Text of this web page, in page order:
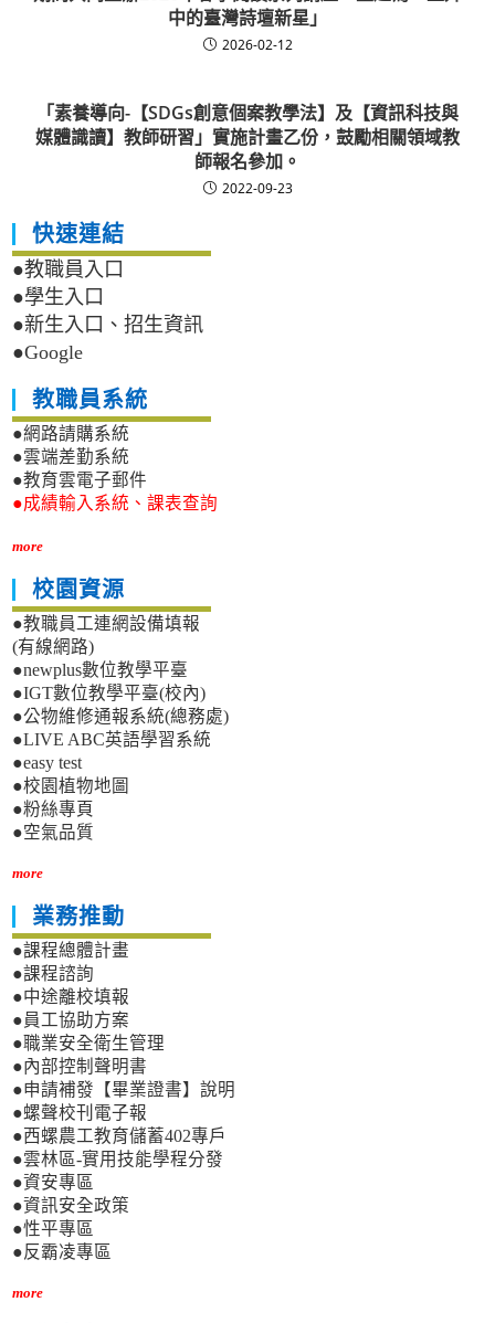
中的臺灣詩壇新星」
2026-02-12
「素養導向-【SDGs創意個案教學法】及【資訊科技與
媒體識讀】教師研習」實施計畫乙份，鼓勵相關領域教
師報名參加。
2022-09-23
快速連結
●教職員入口
●學生入口
●新生入口、招生資訊
●Google
教職員系統
●網路請購系統
●雲端差勤系統
●教育雲電子郵件
●成績輸入系統、課表查詢
more
校園資源
●教職員工連網設備填報
(有線網路)
●newplus數位教學平臺
●IGT數位教學平臺(校內)
●公物維修通報系統(總務處)
●LIVE ABC英語學習系統
●easy test
●校園植物地圖
●粉絲專頁
●空氣品質
more
業務推動
●課程總體計畫
●課程諮詢
●中途離校填報
●員工協助方案
●職業安全衛生管理
●內部控制聲明書
●申請補發【畢業證書】說明
●螺聲校刊電子報
●西螺農工教育儲蓄402專戶
●雲林區-實用技能學程分發
●資安專區
●資訊安全政策
●性平專區
●反霸凌專區
more